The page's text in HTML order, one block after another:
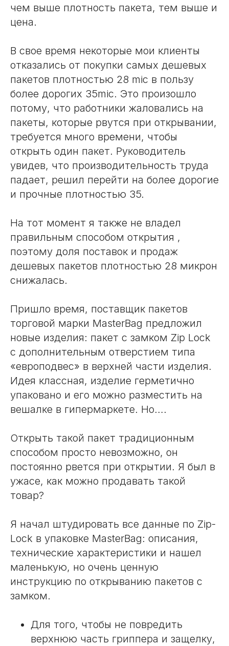
чем выше плотность пакета, тем выше и
цена.
В свое время некоторые мои клиенты
отказались от покупки самых дешевых
пакетов плотностью 28 mic в пользу
более дорогих 35mic. Это произошло
потому, что работники жаловались на
пакеты, которые рвутся при открывании,
требуется много времени, чтобы
открыть один пакет. Руководитель
увидев, что производительность труда
падает, решил перейти на более дорогие
и прочные плотностью 35.
На тот момент я также не владел
правильным способом открытия ,
поэтому доля поставок и продаж
дешевых пакетов плотностью 28 микрон
снижалась.
Пришло время, поставщик пакетов
торговой марки MasterBag предложил
новые изделия: пакет с замком Zip Lock
c дополнительным отверстием типа
«европодвес» в верхней части изделия.
Идея классная, изделие герметично
упаковано и его можно разместить на
вешалке в гипермаркете. Но….
Открыть такой пакет традиционным
способом просто невозможно, он
постоянно рвется при открытии. Я был в
ужасе, как можно продавать такой
товар?
Я начал штудировать все данные по Zip-
Lock в упаковке MasterBag: описания,
технические характеристики и нашел
маленькую, но очень ценную
инструкцию по открыванию пакетов с
замком.
Для того, чтобы не повредить
верхнюю часть гриппера и защелку,